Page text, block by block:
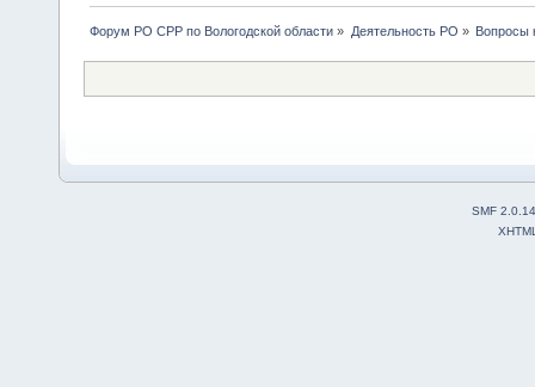
Форум РО СРР по Вологодской области » Деятельность РО » Вопросы
SMF 2.0.14